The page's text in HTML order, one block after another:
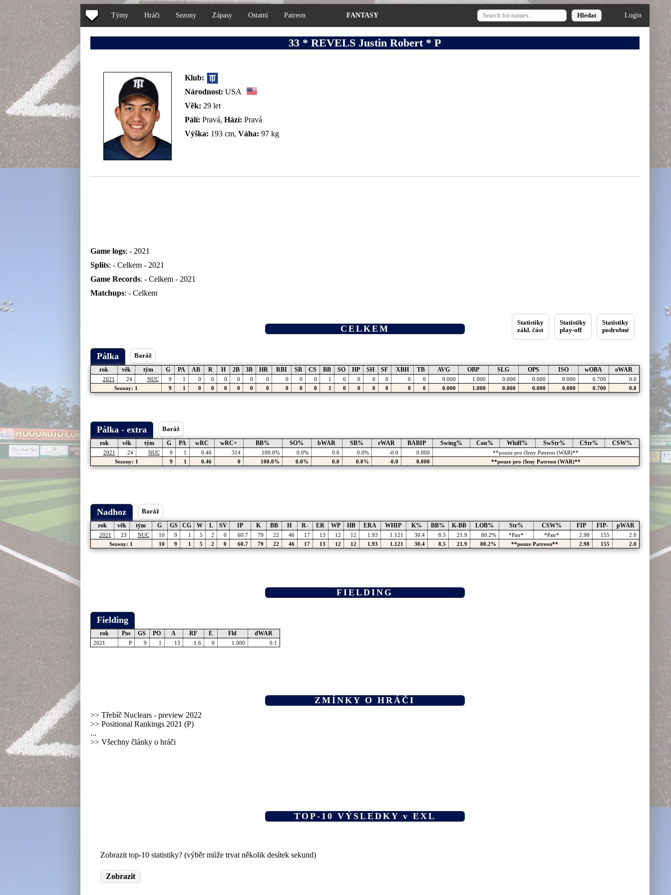
Týmy Hráči Sezony Zápasy Ostatní Patreon FANTASY Login
33 * REVELS Justin Robert * P
Klub:
Národnost: USA
Věk: 29 let
Pálí: Pravá,Hází: Pravá
Výška: 193 cm,Váha: 97 kg
Game logs: - 2021
Splits: - Celkem- 2021
Game Records: - Celkem- 2021
Matchups: - Celkem
Statistiky
podrobné
Statistiky
play-off
Statistiky
zákl. část
CELKEM
Pálka
Baráž
rok
věk tým G PA AB R H 2B 3B HR RBI SB CS BB SO HP SH SF XBH TB AVG OBP SLG OPS ISO wOBA oWAR
2021 24 NUC 9 1 0 0 0 0 0 0 0 0 0 1 0 0 0 0 0 0 0.000 1.000 0.000 0.000 0.000 0.700
0.0
Sezony: 1
9 1 0 0 0 0 0 0 0 0 0 1 0 0 0 0 0 0 0.000 1.000 0.000 0.000 0.000 0.700 0.0
Pálka - extra
Baráž
rok
věk tým G PA wRC wRC+ BB% SO% bWAR SB% rWAR BABIP Swing% Con% Whiff% SwStr% CStr% CSW%
2021 24 NUC 9 1 0.46 314 100.0% 0.0% 0.0 0.0% -0.0 0.000
**pouze pro členy Patreon (WAR)**
Sezony: 1
9 1 0.46 0 100.0% 0.0% 0.0 0.0% -0.0 0.000 **pouze pro členy Patreon (WAR)**
Nadhoz
Baráž
rok
věk tým G GS CG W L SV IP K BB H R- ER WP HB ERA WHIP K% BB% K-BB LOB% Str% CSW% FIP FIP- pWAR
2021 23 NUC 10 9 1 5 2 0 60.7 79 22 46 17 13 12 12 1.93 1.121 30.4 8.5 21.9 80.2% *Patr* *Patr* 2.98 155
2.0
Sezony: 1
10 9 1 5 2 0 60.7 79 22 46 17 13 12 12 1.93 1.121 30.4 8.5 21.9 80.2% **pouze Patreon** 2.98 155 2.0
FIELDING
Fielding
rok Pos GS PO A RF E Fld dWAR
2021 P 9 1 13 1.6 0 1.000 0.1
ZMÍNKY O HRÁČI
>> Třebíč Nuclears - preview 2022
>> Positional Rankings 2021 (P)
...
>> Všechny články o hráči
TOP-10 VÝSLEDKY v EXL
Zobrazit top-10 statistiky? (výběr může trvat několik desítek sekund)